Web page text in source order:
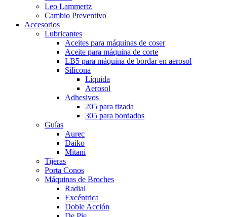
Leo Lammertz
Cambio Preventivo
Accesorios
Lubricantes
Aceites para máquinas de coser
Aceite para máquina de corte
LB5 para máquina de bordar en aerosol
Silicona
Líquida
Aerosol
Adhesivos
205 para tizada
305 para bordados
Guías
Aurec
Daiko
Mitani
Tijeras
Porta Conos
Máquinas de Broches
Radial
Excéntrica
Doble Acción